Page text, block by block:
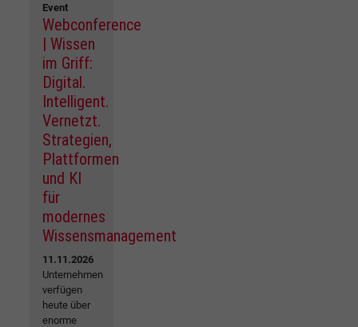
Event
Webconference
| Wissen
im Griff:
Digital.
Intelligent.
Vernetzt.
Strategien,
Plattformen
und KI
für
modernes
Wissensmanagement
11.11.2026
Unternehmen
verfügen
heute über
enorme